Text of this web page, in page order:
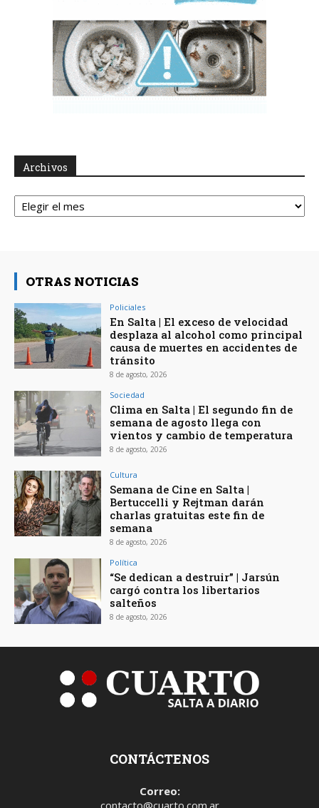
Archivos
Archivos
OTRAS NOTICIAS
Policiales
En Salta | El exceso de velocidad
desplaza al alcohol como principal
causa de muertes en accidentes de
tránsito
8 de agosto, 2026
Sociedad
Clima en Salta | El segundo fin de
semana de agosto llega con
vientos y cambio de temperatura
8 de agosto, 2026
Cultura
Semana de Cine en Salta |
Bertuccelli y Rejtman darán
charlas gratuitas este fin de
semana
8 de agosto, 2026
Política
“Se dedican a destruir” | Jarsún
cargó contra los libertarios
salteños
8 de agosto, 2026
CONTÁCTENOS
Correo:
contacto@cuarto.com.ar